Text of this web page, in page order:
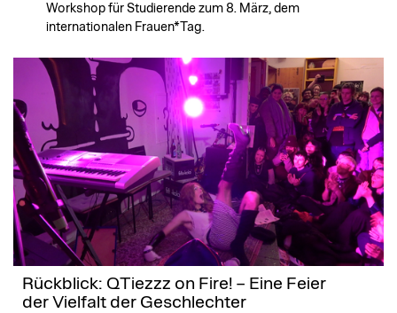
Workshop für Studierende zum 8. März, dem
internationalen Frauen*Tag.
Rückblick: QTiezzz on Fire! – Eine Feier
der Vielfalt der Geschlechter